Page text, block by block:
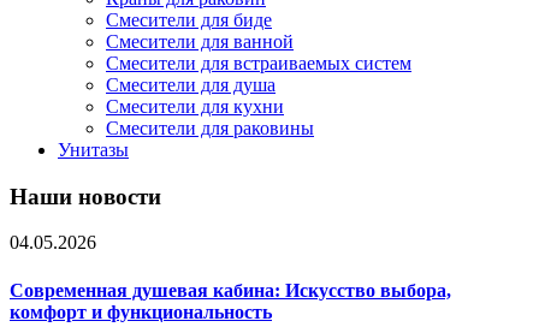
Смесители для биде
Смесители для ванной
Смесители для встраиваемых систем
Смесители для душа
Смесители для кухни
Смесители для раковины
Унитазы
Наши новости
04.05.2026
Современная душевая кабина: Искусство выбора,
комфорт и функциональность